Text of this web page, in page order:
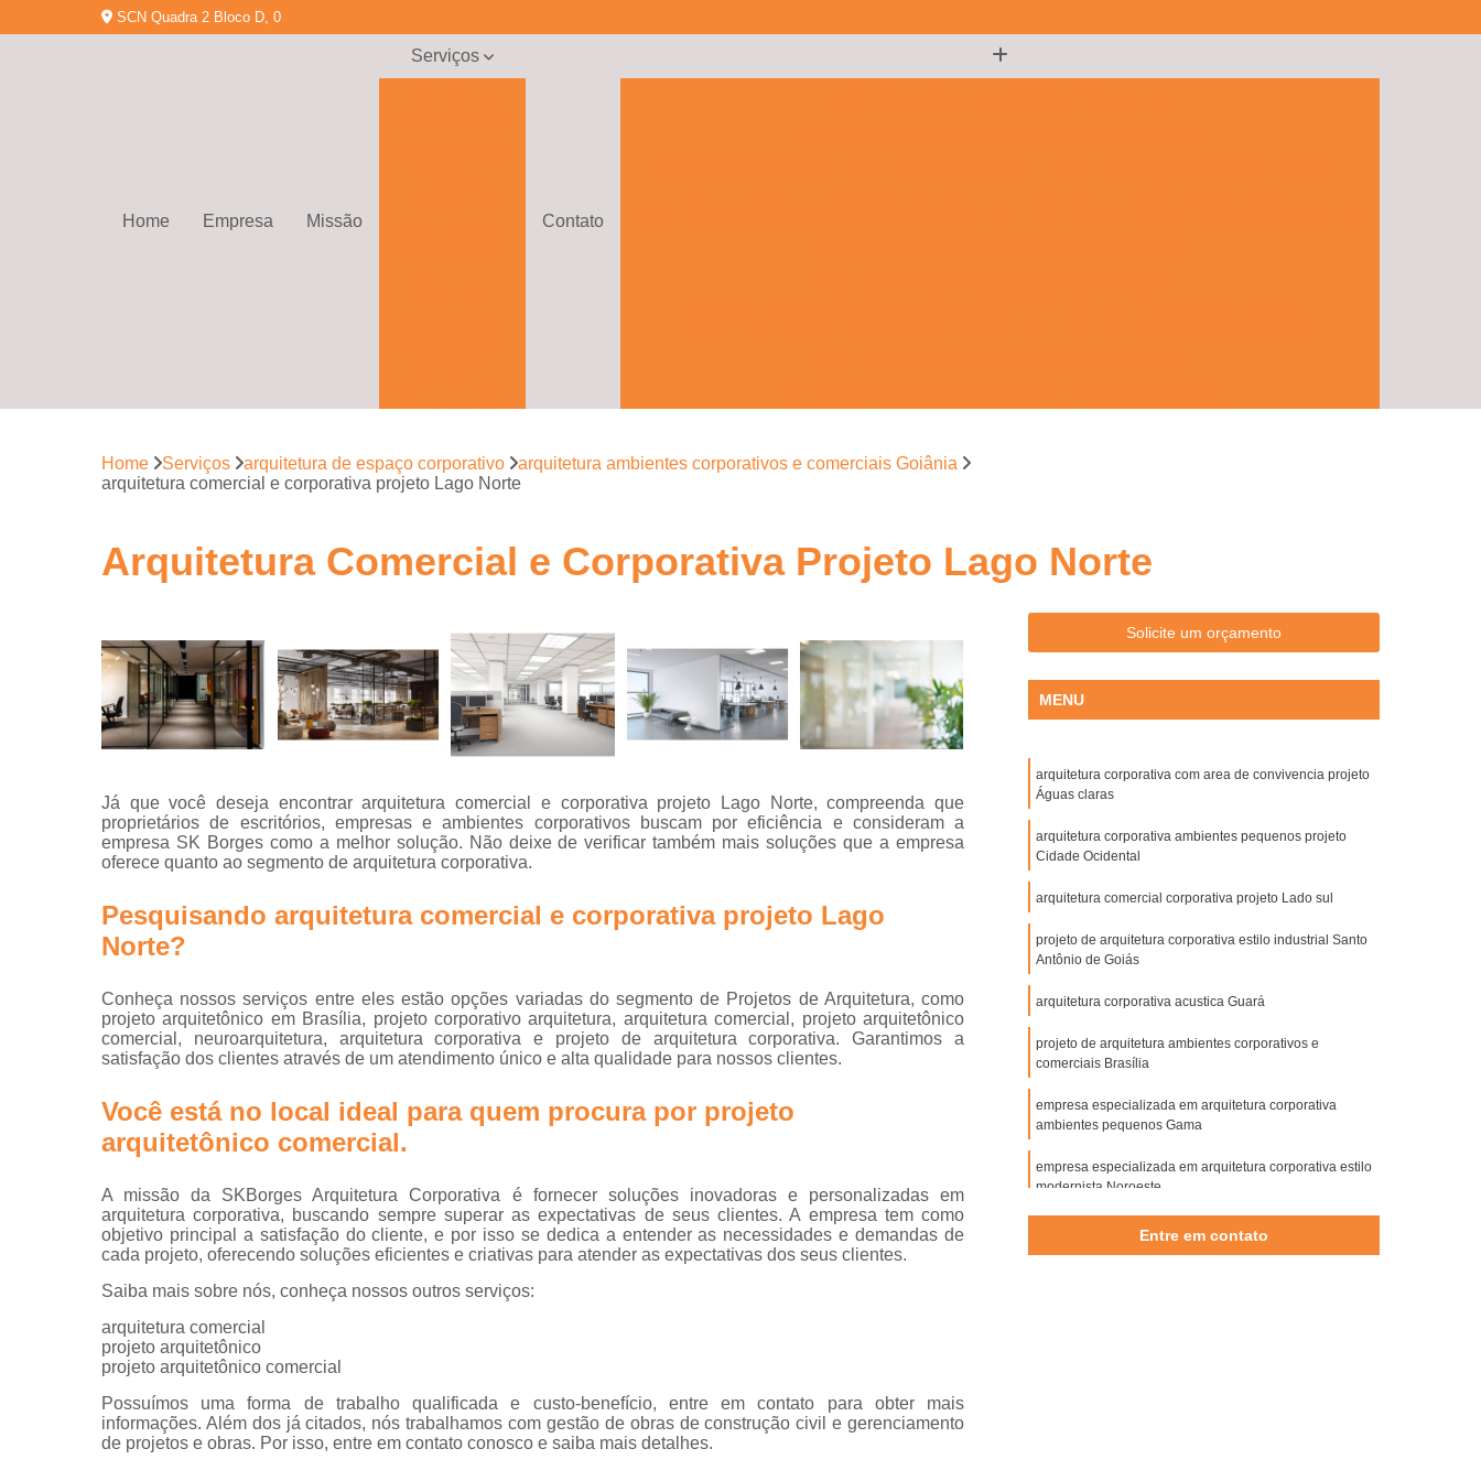
SCN Quadra 2 Bloco D, 0
Home Empresa Missão
Serviços
Empresa de
Gerenciamento
de obra
Neuro
arquitetura
Projeto de
escritório
Projeto turn
key
Projetos de
escritórios
Projetos turn
Contato
Arquitetura com Drama Hall Corporativo Goiânia
Arquitetura Corporativa Acustica Goiânia
Arquitetura Corporativa Ambientes Pequenos Goiânia
Arquitetura Corporativa com Area de Convivencia Goiânia
Arquitetura Corporativa Comercial Goiânia
Arquitetura Corporativa de Escritório Goiânia
Arquitetura Corporativa Estilo Industrial Goiânia
Arquitetura Corporativa Estilo Modernista Goiânia
Arquitetura Corporativa
Arquitetura Corporativa em Brasília
Arquitetura Corporativa em Goiânia
Arquitetura Corporativo
Arquitetura Decoração Corporativa
Arquitetura e Construção Corporativa
Escritório de Arquitetura Corporativa
Arquitetura Biofilia
Biofilia na Arquitetura Corporativa
Biofilia para Arquitetura
Biofílico Design
Design Biofílico
Design Biofílico Arquitetura
Design Biofílico em Goiânia
Design Biofílico Interiores
Projeto Biofílico
Arquitetura de Escritórios Corporativos em São Paulo
Arquitetura de Salas Corporativas em São Paulo
Arquitetura para Sala Corporativa em São Paulo
Escritório Arquitetura Corporativa em São Paulo
Escritório de Arquitetura Corporativa e Empresarial em São Paulo
Projeto de Arquitetura para Salas Corporativas em São Paulo
Home Serviços arquitetura de espaço corporativo
arquitetura ambientes corporativos e comerciais Goiânia
arquitetura comercial e corporativa projeto Lago Norte
Arquitetura Comercial e Corporativa Projeto Lago Norte
Já que você deseja encontrar arquitetura comercial e corporativa projeto Lago Norte, compreenda que
proprietários de escritórios, empresas e ambientes corporativos buscam por eficiência e consideram a
empresa SK Borges como a melhor solução. Não deixe de verificar também mais soluções que a empresa
oferece quanto ao segmento de arquitetura corporativa.
Pesquisando arquitetura comercial e corporativa projeto Lago
Norte?
Conheça nossos serviços entre eles estão opções variadas do segmento de Projetos de Arquitetura, como
projeto arquitetônico em Brasília, projeto corporativo arquitetura, arquitetura comercial, projeto arquitetônico
comercial, neuroarquitetura, arquitetura corporativa e projeto de arquitetura corporativa. Garantimos a
satisfação dos clientes através de um atendimento único e alta qualidade para nossos clientes.
Você está no local ideal para quem procura por projeto
arquitetônico comercial.
A missão da SKBorges Arquitetura Corporativa é fornecer soluções inovadoras e personalizadas em
arquitetura corporativa, buscando sempre superar as expectativas de seus clientes. A empresa tem como
objetivo principal a satisfação do cliente, e por isso se dedica a entender as necessidades e demandas de
cada projeto, oferecendo soluções eficientes e criativas para atender as expectativas dos seus clientes.
Saiba mais sobre nós, conheça nossos outros serviços:
arquitetura comercial
projeto arquitetônico
projeto arquitetônico comercial
Possuímos uma forma de trabalho qualificada e custo-benefício, entre em contato para obter mais
informações. Além dos já citados, nós trabalhamos com gestão de obras de construção civil e gerenciamento
de projetos e obras. Por isso, entre em contato conosco e saiba mais detalhes.
Solicite um orçamento
MENU
arquitetura corporativa com area de convivencia projeto
Águas claras
arquitetura corporativa ambientes pequenos projeto
Cidade Ocidental
arquitetura comercial corporativa projeto Lado sul
projeto de arquitetura corporativa estilo industrial Santo
Antônio de Goiás
arquitetura corporativa acustica Guará
projeto de arquitetura ambientes corporativos e
comerciais Brasília
empresa especializada em arquitetura corporativa
ambientes pequenos Gama
empresa especializada em arquitetura corporativa estilo
modernista Noroeste
projeto de arquitetura corporativa estilo industrial Eixo
Entre em contato